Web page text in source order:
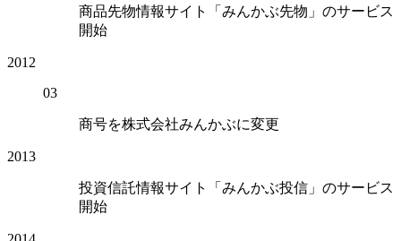
商品先物情報サイト「みんかぶ先物」のサービス
開始
2012
03
商号を株式会社みんかぶに変更
2013
投資信託情報サイト「みんかぶ投信」のサービス
開始